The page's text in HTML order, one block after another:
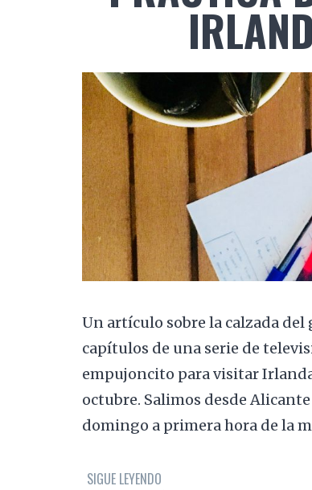
Un artículo sobre la calzada
capítulos de una serie de
empujoncito para visitar
octubre. Salimos desde
domingo a primera hora de la
SIGUE LEYENDO